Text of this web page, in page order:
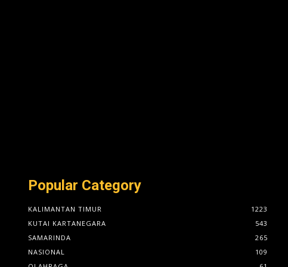
Popular Category
KALIMANTAN TIMUR
1223
KUTAI KARTANEGARA
543
SAMARINDA
265
NASIONAL
109